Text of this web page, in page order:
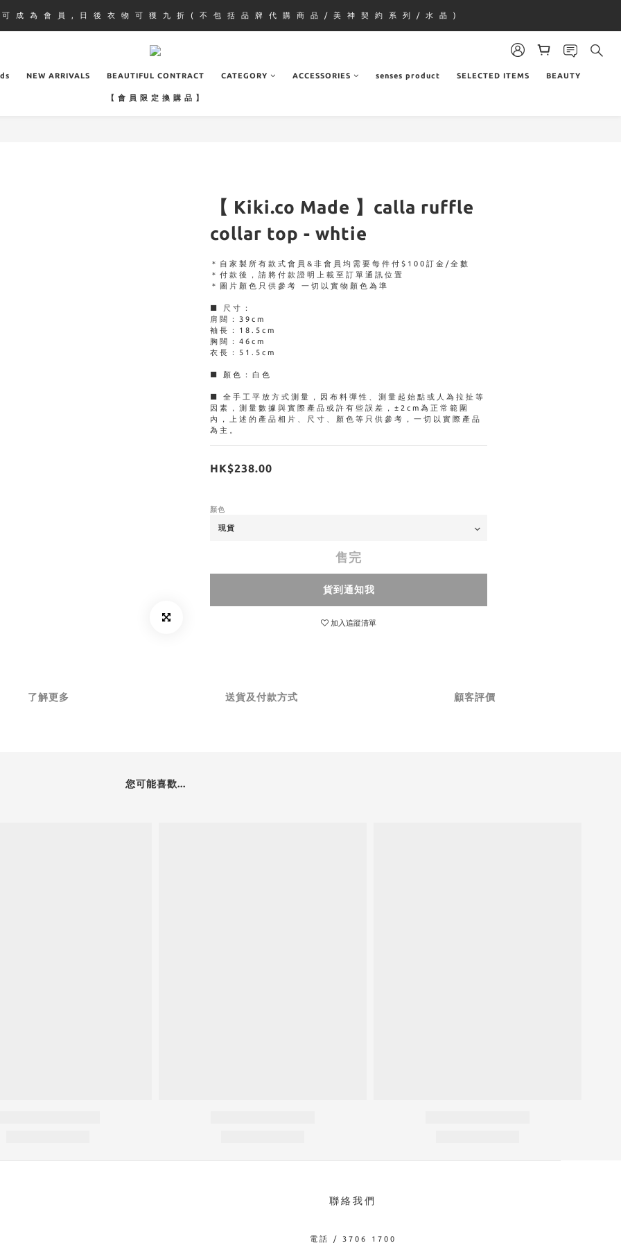
成 為 會 員 , 日 後 衣 物 可 獲 九 折 ( 不 包 括 品 牌 代 購 商 品 / 美 神 契 約 系 列 / 水 晶 )
NEW ARRIVALS BEAUTIFUL CONTRACT CATEGORY ACCESSORIES senses product SELECTED ITEMS BEAUTY
【 會 員 限 定 換 購 品 】
【 Kiki.co Made 】calla ruffle
collar top - whtie
＊自家製所有款式會員&非會員均需要每件付$100訂金/全數
＊付款後，請將付款證明上載至訂單通訊位置
＊圖片顏色只供參考 一切以實物顏色為準
■ 尺寸：
肩闊：39cm
袖長：18.5cm
胸闊：46cm
衣長：51.5cm
■ 顏色：白色
■ 全手工平放方式測量，因布料彈性、測量起始點或人為拉扯等
因素，測量數據與實際產品或許有些誤差，±2cm為正常範圍
內，上述的產品相片、尺寸、顏色等只供參考，一切以實際產品
為主。
HK$238.00
顏色
售完
貨到通知我
加入追蹤清單
了解更多 送貨及付款方式 顧客評價
您可能喜歡...
聯絡我們
電話 / 3706 1700